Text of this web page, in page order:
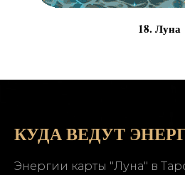
18. Луна
КУДА ВЕДУТ
Энергии карты "Луна" в